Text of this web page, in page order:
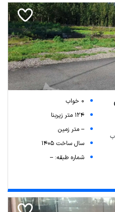
0 خواب
124 متر زیربنا
-- متر زمین
سال ساخت 1405
شماره طبقه: --